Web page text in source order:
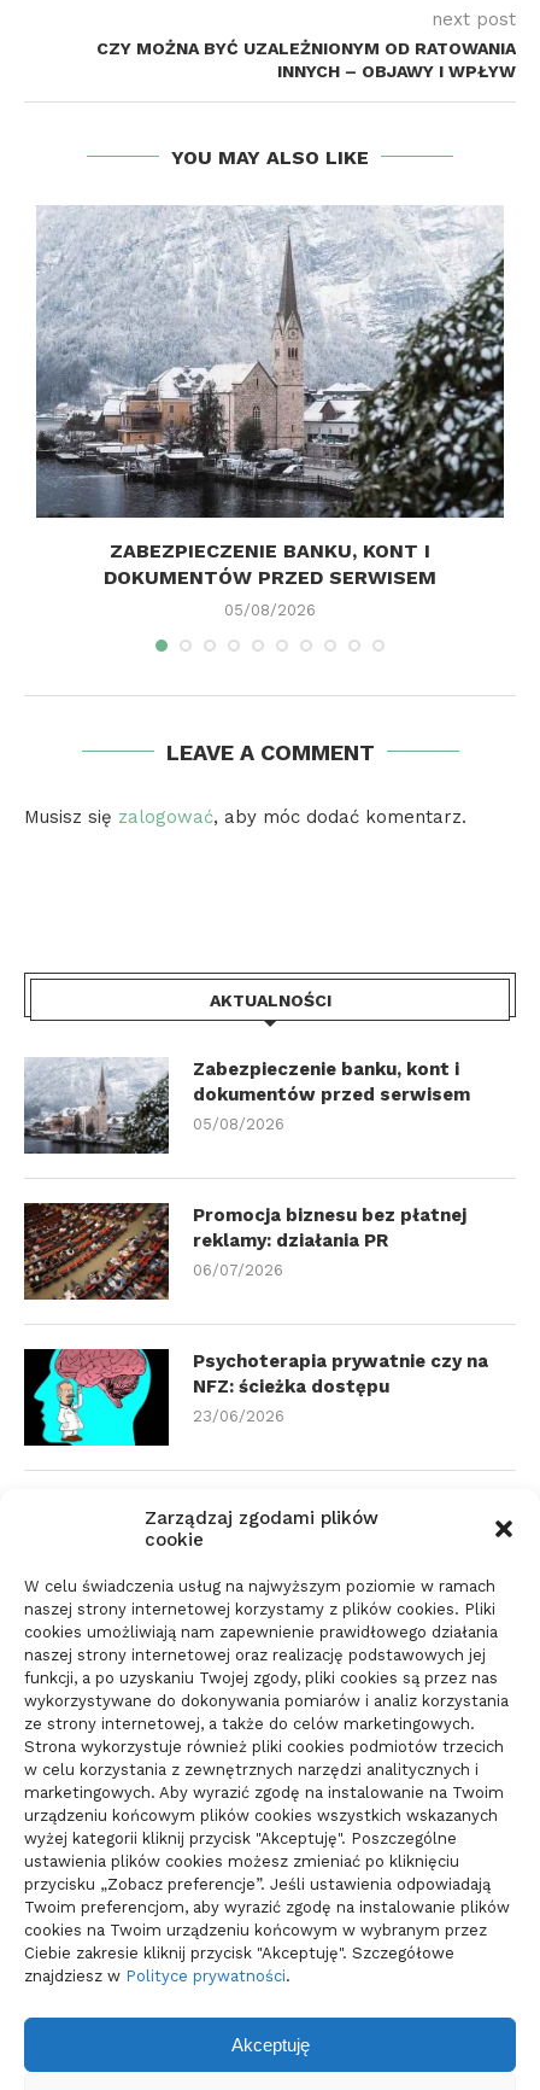
Zarządzaj zgodami plików
cookie
W celu świadczenia usług na najwyższym poziomie w ramach
naszej strony internetowej korzystamy z plików cookies. Pliki
cookies umożliwiają nam zapewnienie prawidłowego działania
naszej strony internetowej oraz realizację podstawowych jej
funkcji, a po uzyskaniu Twojej zgody, pliki cookies są przez nas
wykorzystywane do dokonywania pomiarów i analiz korzystania
ze strony internetowej, a także do celów marketingowych.
Strona wykorzystuje również pliki cookies podmiotów trzecich
w celu korzystania z zewnętrznych narzędzi analitycznych i
marketingowych. Aby wyrazić zgodę na instalowanie na Twoim
urządzeniu końcowym plików cookies wszystkich wskazanych
wyżej kategorii kliknij przycisk "Akceptuję". Poszczególne
ustawienia plików cookies możesz zmieniać po kliknięciu
przycisku „Zobacz preferencje”. Jeśli ustawienia odpowiadają
Twoim preferencjom, aby wyrazić zgodę na instalowanie plików
cookies na Twoim urządzeniu końcowym w wybranym przez
Ciebie zakresie kliknij przycisk "Akceptuję". Szczegółowe
znajdziesz w Polityce prywatności.
Akceptuję
next post
CZY MOŻNA BYĆ UZALEŻNIONYM OD RATOWANIA
INNYCH – OBJAWY I WPŁYW
YOU MAY ALSO LIKE
ZABEZPIECZENIE BANKU, KONT I
DOKUMENTÓW PRZED SERWISEM
05/08/2026
LEAVE A COMMENT
Musisz się zalogować, aby móc dodać komentarz.
AKTUALNOŚCI
Zabezpieczenie banku, kont i
dokumentów przed serwisem
05/08/2026
Promocja biznesu bez płatnej
reklamy: działania PR
06/07/2026
Psychoterapia prywatnie czy na
NFZ: ścieżka dostępu
23/06/2026
Zmiana biura rachunkowego:
dokumenty i terminy
Parkiet do domu do spokojnego
wnętrza: jak wybrać materiał
świadomie
10/06/2026